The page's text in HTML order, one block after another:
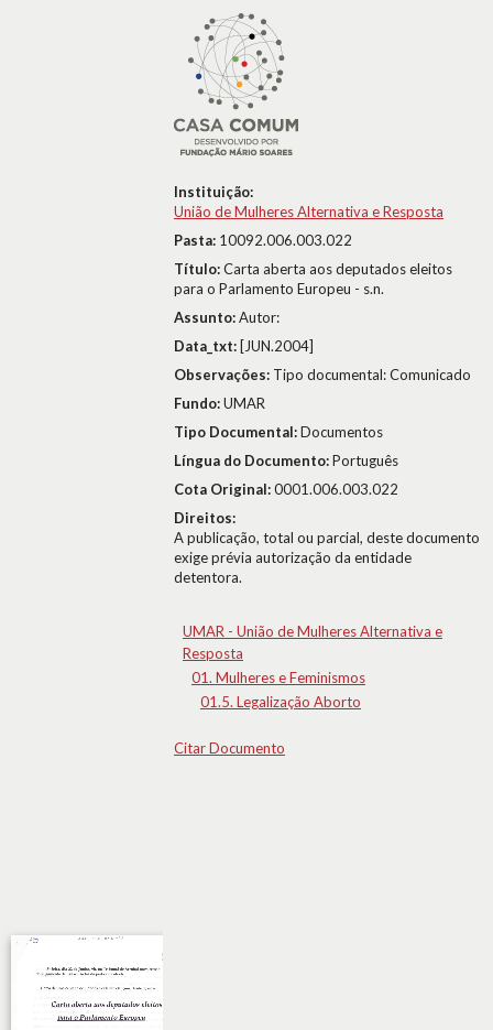
Instituição:
União de Mulheres Alternativa e Resposta
Pasta: 10092.006.003.022
Título:Carta aberta aos deputados eleitos
para o Parlamento Europeu - s.n.
Assunto:Autor:
Data_txt: [JUN.2004]
Observações: Tipo documental: Comunicado
Fundo:UMAR
Tipo Documental:Documentos
Língua do Documento:Português
Cota Original:0001.006.003.022
Direitos:
A publicação, total ou parcial, deste documento
exige prévia autorização da entidade
detentora.
UMAR - União de Mulheres Alternativa e
Resposta
01. Mulheres e Feminismos
01.5. Legalização Aborto
Citar Documento